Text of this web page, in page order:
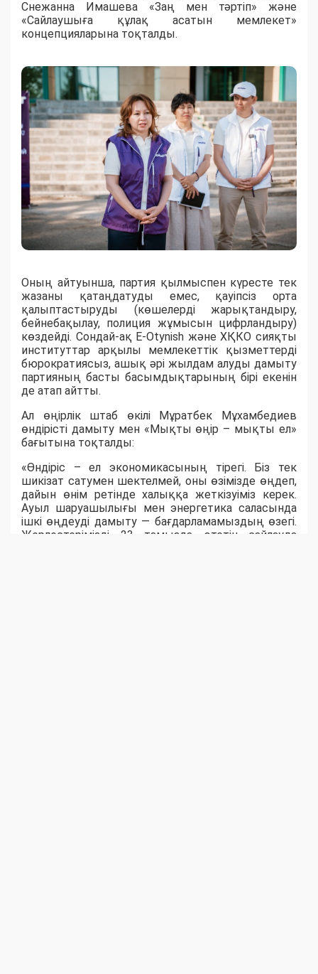
Снежанна Имашева «Заң мен тәртіп» және
«Сайлаушыға құлақ асатын мемлекет»
концепцияларына тоқталды.
Оның айтуынша, партия қылмыспен күресте тек
жазаны қатаңдатуды емес, қауіпсіз орта
қалыптастыруды (көшелерді жарықтандыру,
бейнебақылау, полиция жұмысын цифрландыру)
көздейді. Сондай-ақ E-Otynish және ХҚКО сияқты
институттар арқылы мемлекеттік қызметтерді
бюрократиясыз, ашық әрі жылдам алуды дамыту
партияның басты басымдықтарының бірі екенін
де атап айтты.
Ал өңірлік штаб өкілі Мұратбек Мұхамбедиев
өндірісті дамыту мен «Мықты өңір – мықты ел»
бағытына тоқталды:
«Өндіріс – ел экономикасының тірегі. Біз тек
шикізат сатумен шектелмей, оны өзімізде өңдеп,
дайын өнім ретінде халыққа жеткізуіміз керек.
Ауыл шаруашылығы мен энергетика саласында
ішкі өңдеуді дамыту — бағдарламамыздың өзегі.
Жерлестерімізді 23 тамызда өтетін сайлауда